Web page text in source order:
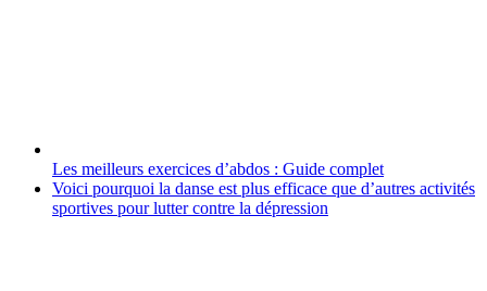
Les meilleurs exercices d’abdos : Guide complet
Voici pourquoi la danse est plus efficace que d’autres activités
sportives pour lutter contre la dépression